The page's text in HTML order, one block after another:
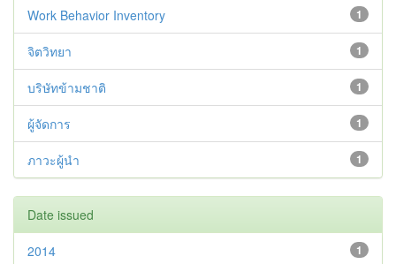
1
Work Behavior Inventory
1
จิตวิทยา
1
บริษัทข้ามชาติ
1
ผู้จัดการ
1
ภาวะผู้นำ
Date issued
1
2014